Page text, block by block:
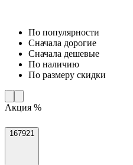
По популярности
Cначала дорогие
Cначала дешевые
По наличию
По размеру скидки
Акция %
167921